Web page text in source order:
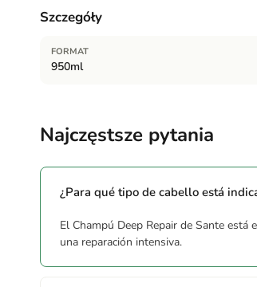
Szczegóły
FORMAT
950ml
Najczęstsze pytania
¿Para qué tipo de cabello está
El Champú Deep Repair de Sante
una reparación intensiva.